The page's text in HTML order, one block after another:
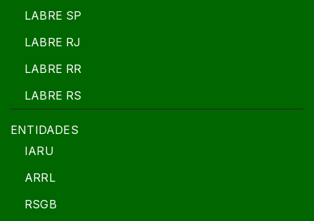
LABRE SP
LABRE RJ
LABRE RR
LABRE RS
ENTIDADES
IARU
ARRL
RSGB